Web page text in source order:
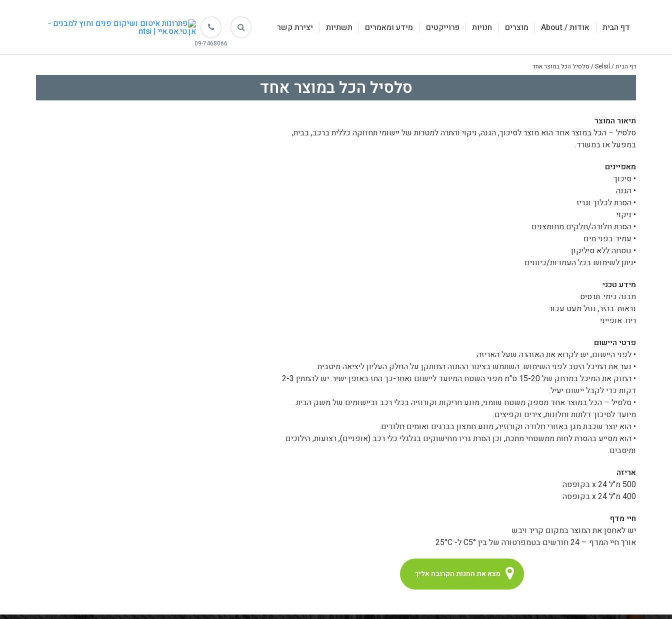
דף הבית אודות / About מוצרים חנויות פרוייקטים מידע ומאמרים תשתיות יצירת קשר
דף הבית/
Selsil
/ סלסיל הכל במוצר אחד
סלסיל הכל במוצר אחד
תיאור המוצר
סלסיל – הכל במוצר אחד הוא מוצר לסיכוך, הגנה, ניקוי והתרה למטרות של יישומי תחזוקה כללית ברכב, בבית,
במפעל או במשרד.
מאפיינים
• סיכוך
• הגנה
• הסרת לכלוך וגריז
• ניקוי
• הסרת חלודה/חלקים מחומצנים
• עמיד בפני מים
• נוסחה ללא סיליקון
•ניתן לשימוש בכל העמדות/כיוונים
מידע טכני
מבנה כימי: תרסיס
נראות: בהיר, נוזל מעט עכור
ריח: אופייני
פרטי היישום
• לפני היישום, יש לקרוא את האזהרה שעל האריזה.
• נער את המיכל היטב לפני השימוש. השתמש בצינור ההתזה המותקן על החלק העליון ליציאה מיטבית.
• החזק את המיכל במרחק של 15-20 ס"מ מפני השטח המיועד ליישום ואחר-כך התז באופן ישיר. יש להמתין 2-3
דקות כדי לקבל יישום יעיל.
• סלסיל – הכל במוצר אחד מספק משטח שומני, מונע חריקות וקורוזיה בכלי רכב וביישומים של משק הבית.
מיועד לסיכוך דלתות וחלונות, צירים וקפיצים.
• הוא יוצר שכבת מגן באזורי חלודה וקורוזיה, מונע חמצון בברגים ואומים חלודים.
• הוא מסייע בהסרת לחות ממשטחי מתכת, וכן הסרת גריז מחישוקים בגלגלי כלי רכב (אופניים), רצועות, הילוכים
ומיסבים.
אריזה
500 מ"ל x 24 בקופסה
400 מ"ל x 24 בקופסה
חיי מדף
יש לאחסן את המוצר במקום קריר ויבש
אורך חיי המדף – 24 חודשים בטמפרטורה של בין °C5 ל- 25°C
מצא את החנות הקרובה אליך